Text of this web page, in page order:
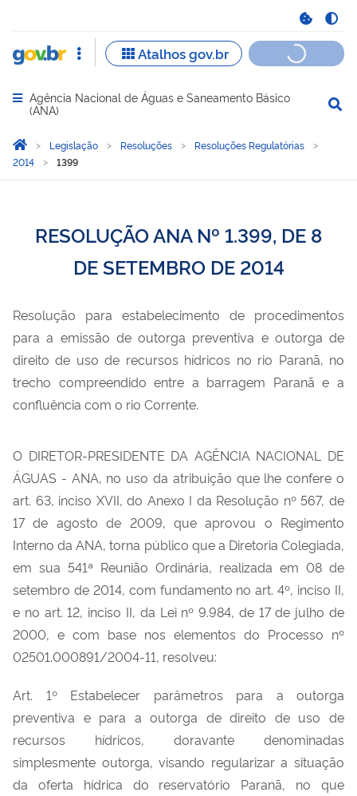
Abrir menu principal de navegação
Agência Nacional de Águas e Saneamento Básico
(ANA)
Você está aqui:
Página Inicial
Legislação Resoluções
Resoluções Regulatórias
2014
1399
RESOLUÇÃO ANA Nº 1.399, DE 8
DE SETEMBRO DE 2014
Resolução para estabelecimento de procedimentos
para a emissão de outorga preventiva e outorga de
direito de uso de recursos hídricos no rio Paranã, no
trecho compreendido entre a barragem Paranã e a
confluência com o rio Corrente.
O DIRETOR-PRESIDENTE DA AGÊNCIA NACIONAL DE
ÁGUAS - ANA, no uso da atribuição que lhe confere o
art. 63, inciso XVII, do Anexo I da Resolução nº 567, de
17 de agosto de 2009, que aprovou o Regimento
Interno da ANA, torna público que a Diretoria Colegiada,
em sua 541ª Reunião Ordinária, realizada em 08 de
setembro de 2014, com fundamento no art. 4º, inciso II,
e no art. 12, inciso II, da Lei nº 9.984, de 17 de julho de
2000, e com base nos elementos do Processo nº
02501.000891/2004-11, resolveu:
Art. 1º Estabelecer parâmetros para a outorga
preventiva e para a outorga de direito de uso de
recursos hídricos, doravante denominadas
simplesmente outorga, visando regularizar a situação
da oferta hídrica do reservatório Paranã, no que